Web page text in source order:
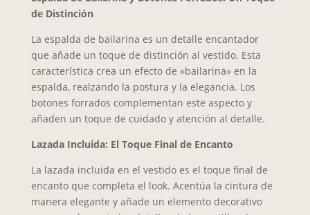
de Distinción
La espalda de bailarina es un detalle encantador
que añade un toque de distinción al vestido. Esta
característica crea un efecto de «bailarina» en la
espalda, realzando la postura y la elegancia. Los
botones forrados complementan este aspecto y
añaden un toque de cuidado y atención al detalle.
Lazada Incluida: El Toque Final de Encanto
La lazada incluida en el vestido es el toque final de
encanto que completa el look. Acentúa la cintura de
manera elegante y añade un elemento decorativo